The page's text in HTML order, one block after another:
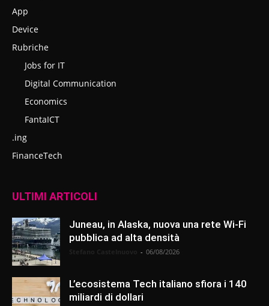
App
Device
Rubriche
Jobs for IT
Digital Communication
Economics
FantaICT
.ing
FinanceTech
ULTIMI ARTICOLI
Juneau, in Alaska, nuova una rete Wi-Fi
pubblica ad alta densità
- 06/08/2026
L’ecosistema Tech italiano sfiora i 140
miliardi di dollari